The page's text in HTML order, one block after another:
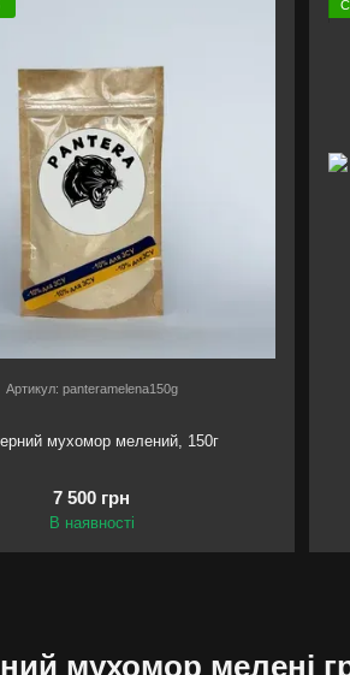
мухомор мелені
Артикул: panteramelena150g
мухомор мелений, 150г
7 500 грн
В наявності